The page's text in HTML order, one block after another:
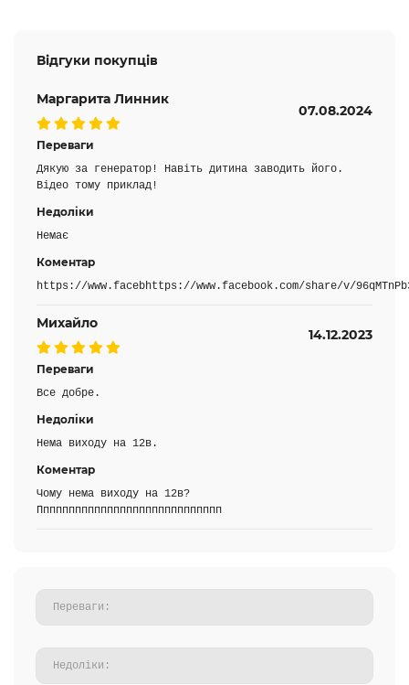
Відгуки покупців
Маргарита Линник
07.08.2024
Переваги
Дякую за генератор! Навіть дитина заводить його.
Відео тому приклад!
Недоліки
Немає
Коментар
https://www.facebhttps://www.facebook.com/share/v/
Михайло
14.12.2023
Переваги
Все добре.
Недоліки
Нема виходу на 12в.
Коментар
Чому нема виходу на 12в?
Ппппппппппппппппппппппппппппп